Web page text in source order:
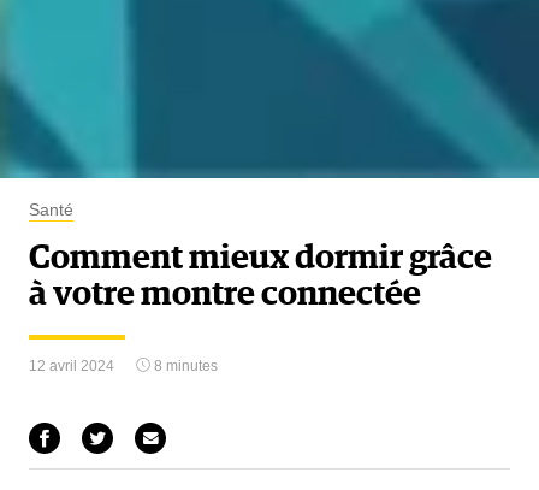
Santé
Comment mieux dormir grâce
à votre montre connectée
12 avril 2024 8 minutes